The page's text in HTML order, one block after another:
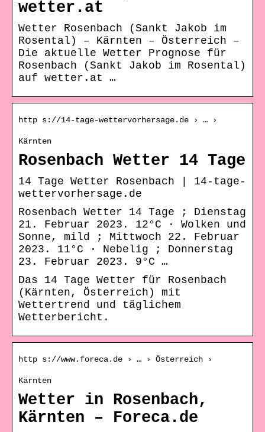
wetter.at
Wetter Rosenbach (Sankt Jakob im
Rosental) – Kärnten – Österreich –
Die aktuelle Wetter Prognose für
Rosenbach (Sankt Jakob im Rosental)
auf wetter.at …
http s://14-tage-wettervorhersage.de › … ›
Kärnten
Rosenbach Wetter 14 Tage
14 Tage Wetter Rosenbach | 14-tage-
wettervorhersage.de
Rosenbach Wetter 14 Tage ; Dienstag
21. Februar 2023. 12°C · Wolken und
Sonne, mild ; Mittwoch 22. Februar
2023. 11°C · Nebelig ; Donnerstag
23. Februar 2023. 9°C …
Das 14 Tage Wetter für Rosenbach
(Kärnten, Österreich) mit
Wettertrend und täglichem
Wetterbericht.
http s://www.foreca.de › … › Österreich ›
Kärnten
Wetter in Rosenbach,
Kärnten – Foreca.de